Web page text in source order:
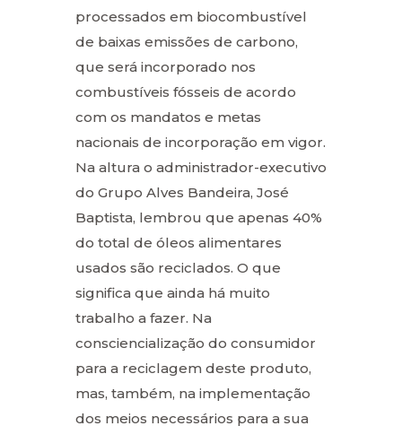
processados em biocombustível
de baixas emissões de carbono,
que será incorporado nos
combustíveis fósseis de acordo
com os mandatos e metas
nacionais de incorporação em vigor.
Na altura o administrador-executivo
do Grupo Alves Bandeira, José
Baptista, lembrou que apenas 40%
do total de óleos alimentares
usados são reciclados. O que
significa que ainda há muito
trabalho a fazer. Na
consciencialização do consumidor
para a reciclagem deste produto,
mas, também, na implementação
dos meios necessários para a sua